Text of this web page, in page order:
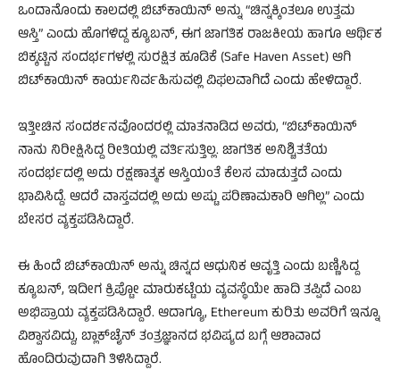
ಒಂದಾನೊಂದು ಕಾಲದಲ್ಲಿ ಬಿಟ್‌ಕಾಯಿನ್ ಅನ್ನು “ಚಿನ್ನಕ್ಕಿಂತಲೂ ಉತ್ತಮ
ಆಸ್ತಿ” ಎಂದು ಹೊಗಳಿದ್ದ ಕ್ಯೂಬನ್, ಈಗ ಜಾಗತಿಕ ರಾಜಕೀಯ ಹಾಗೂ ಆರ್ಥಿಕ
ಬಿಕ್ಕಟ್ಟಿನ ಸಂದರ್ಭಗಳಲ್ಲಿ ಸುರಕ್ಷಿತ ಹೂಡಿಕೆ (Safe Haven Asset) ಆಗಿ
ಬಿಟ್‌ಕಾಯಿನ್ ಕಾರ್ಯನಿರ್ವಹಿಸುವಲ್ಲಿ ವಿಫಲವಾಗಿದೆ ಎಂದು ಹೇಳಿದ್ದಾರೆ.
ಇತ್ತೀಚಿನ ಸಂದರ್ಶನವೊಂದರಲ್ಲಿ ಮಾತನಾಡಿದ ಅವರು, “ಬಿಟ್‌ಕಾಯಿನ್
ನಾನು ನಿರೀಕ್ಷಿಸಿದ್ದ ರೀತಿಯಲ್ಲಿ ವರ್ತಿಸುತ್ತಿಲ್ಲ. ಜಾಗತಿಕ ಅನಿಶ್ಚಿತತೆಯ
ಸಂದರ್ಭದಲ್ಲಿ ಅದು ರಕ್ಷಣಾತ್ಮಕ ಆಸ್ತಿಯಂತೆ ಕೆಲಸ ಮಾಡುತ್ತದೆ ಎಂದು
ಭಾವಿಸಿದ್ದೆ. ಆದರೆ ವಾಸ್ತವದಲ್ಲಿ ಅದು ಅಷ್ಟು ಪರಿಣಾಮಕಾರಿ ಆಗಿಲ್ಲ” ಎಂದು
ಬೇಸರ ವ್ಯಕ್ತಪಡಿಸಿದ್ದಾರೆ.
ಈ ಹಿಂದೆ ಬಿಟ್‌ಕಾಯಿನ್ ಅನ್ನು ಚಿನ್ನದ ಆಧುನಿಕ ಆವೃತ್ತಿ ಎಂದು ಬಣ್ಣಿಸಿದ್ದ
ಕ್ಯೂಬನ್, ಇದೀಗ ಕ್ರಿಪ್ಟೋ ಮಾರುಕಟ್ಟೆಯ ವ್ಯವಸ್ಥೆಯೇ ಹಾದಿ ತಪ್ಪಿದೆ ಎಂಬ
ಅಭಿಪ್ರಾಯ ವ್ಯಕ್ತಪಡಿಸಿದ್ದಾರೆ. ಆದಾಗ್ಯೂ, Ethereum ಕುರಿತು ಅವರಿಗೆ ಇನ್ನೂ
ವಿಶ್ವಾಸವಿದ್ದು, ಬ್ಲಾಕ್‌ಚೈನ್ ತಂತ್ರಜ್ಞಾನದ ಭವಿಷ್ಯದ ಬಗ್ಗೆ ಆಶಾವಾದ
ಹೊಂದಿರುವುದಾಗಿ ತಿಳಿಸಿದ್ದಾರೆ.